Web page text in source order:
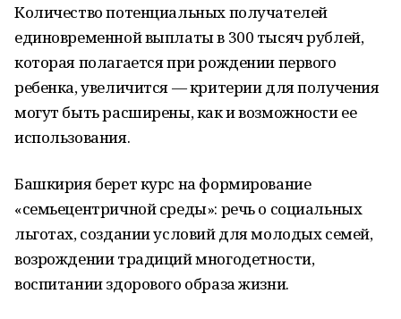
Количество потенциальных получателей
единовременной выплаты в 300 тысяч рублей,
которая полагается при рождении первого
ребенка, увеличится — критерии для получения
могут быть расширены, как и возможности ее
использования.
Башкирия берет курс на формирование
«семьецентричной среды»: речь о социальных
льготах, создании условий для молодых семей,
возрождении традиций многодетности,
воспитании здорового образа жизни.